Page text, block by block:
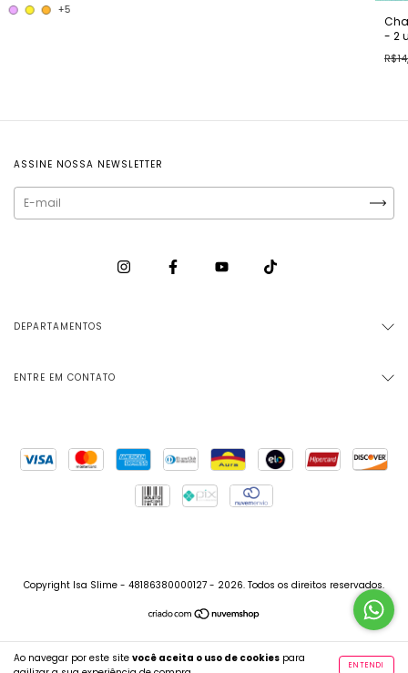
Ao navegar por este site você aceita o uso de cookies para
ENTENDI
+5
- 2
ASSINE NOSSA NEWSLETTER
DEPARTAMENTOS
ENTRE EM CONTATO
Copyright Isa Slime - 48186380000127 - 2026. Todos os direitos reservados.